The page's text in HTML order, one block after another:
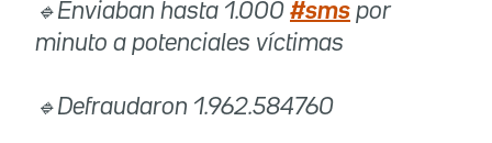
🔹Enviaban hasta 1.000 #sms por
minuto a potenciales víctimas
🔹Defraudaron 1.962.584760